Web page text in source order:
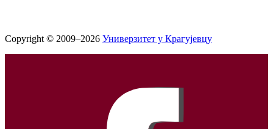
Copyright © 2009–2026 Универзитет у Крагујевцу